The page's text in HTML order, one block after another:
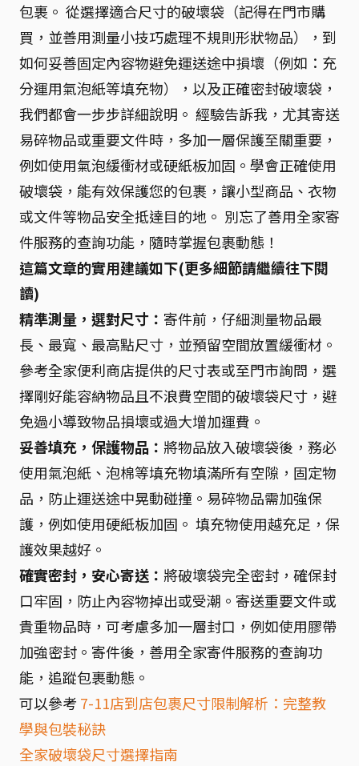
包裹。 從選擇適合尺寸的破壞袋（記得在門市購
買，並善用測量小技巧處理不規則形狀物品），到
如何妥善固定內容物避免運送途中損壞（例如：充
分運用氣泡紙等填充物），以及正確密封破壞袋，
我們都會一步步詳細說明。 經驗告訴我，尤其寄送
易碎物品或重要文件時，多加一層保護至關重要，
例如使用氣泡緩衝材或硬紙板加固。學會正確使用
破壞袋，能有效保護您的包裹，讓小型商品、衣物
或文件等物品安全抵達目的地。 別忘了善用全家寄
件服務的查詢功能，隨時掌握包裹動態！
這篇文章的實用建議如下(更多細節請繼續往下閱
讀)
精準測量，選對尺寸： 寄件前，仔細測量物品最
長、最寬、最高點尺寸，並預留空間放置緩衝材。
參考全家便利商店提供的尺寸表或至門市詢問，選
擇剛好能容納物品且不浪費空間的破壞袋尺寸，避
免過小導致物品損壞或過大增加運費。
妥善填充，保護物品： 將物品放入破壞袋後，務必
使用氣泡紙、泡棉等填充物填滿所有空隙，固定物
品，防止運送途中晃動碰撞。易碎物品需加強保
護，例如使用硬紙板加固。 填充物使用越充足，保
護效果越好。
確實密封，安心寄送： 將破壞袋完全密封，確保封
口牢固，防止內容物掉出或受潮。寄送重要文件或
貴重物品時，可考慮多加一層封口，例如使用膠帶
加強密封。寄件後，善用全家寄件服務的查詢功
能，追蹤包裹動態。
可以參考 7-11店到店包裹尺寸限制解析：完整教
學與包裝秘訣
全家破壞袋尺寸選擇指南